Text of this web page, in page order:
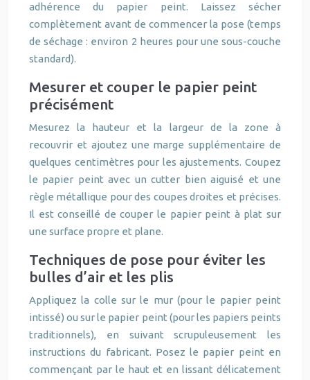
adhérence du papier peint. Laissez sécher
complètement avant de commencer la pose (temps
de séchage : environ 2 heures pour une sous-couche
standard).
Mesurer et couper le papier peint
précisément
Mesurez la hauteur et la largeur de la zone à
recouvrir et ajoutez une marge supplémentaire de
quelques centimètres pour les ajustements. Coupez
le papier peint avec un cutter bien aiguisé et une
règle métallique pour des coupes droites et précises.
Il est conseillé de couper le papier peint à plat sur
une surface propre et plane.
Techniques de pose pour éviter les
bulles d’air et les plis
Appliquez la colle sur le mur (pour le papier peint
intissé) ou sur le papier peint (pour les papiers peints
traditionnels), en suivant scrupuleusement les
instructions du fabricant. Posez le papier peint en
commençant par le haut et en lissant délicatement